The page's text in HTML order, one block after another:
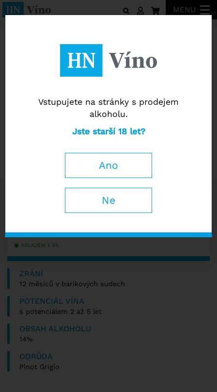
MENU
Alto Adige Pinot Grigio Riserva
DOC 2022
Kč − +
SKLADEM 5 KS
ZRÁNÍ
12 měsíců v barikových sudech
POTENCIÁL VÍNA
s potenciálem 2 až 5 let
OBSAH ALKOHOLU
14%
ODRŮDA
Pinot Grigio
Vstupujete na stránky s prodejem
alkoholu.
Jste starší 18 let?
Ano
Ne